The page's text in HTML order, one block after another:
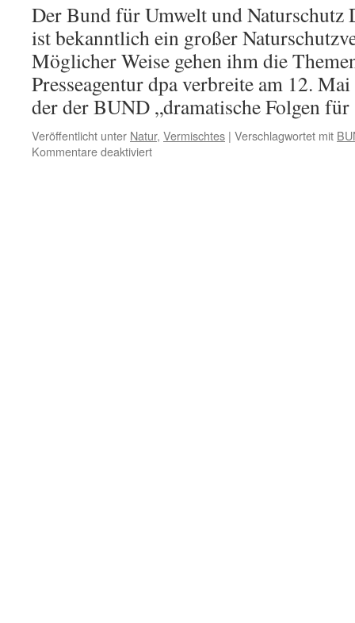
Der Bund für Umwelt und Naturschutz
ist bekanntlich ein großer
Möglicher Weise gehen ihm die
Presseagentur dpa verbreite am 12.
der der BUND „dramatische Folgen
Veröffentlicht unter Natur, Vermischtes | Verschlagwortet mit
Kommentare deaktiviertfür